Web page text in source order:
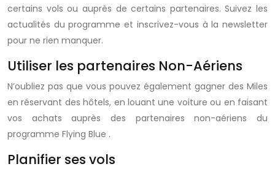
certains vols ou auprès de certains partenaires. Suivez les
actualités duprogrammeet inscrivez-vous à la newsletter
pour ne rien manquer.
Utiliser les partenaires Non-Aériens
N’oubliez pas que vous pouvez également gagner des Miles
en réservant des hôtels, en louant une voiture ou en faisant
vos achats auprès des partenaires non-aériens du
programme Flying Blue .
Planifier ses vols